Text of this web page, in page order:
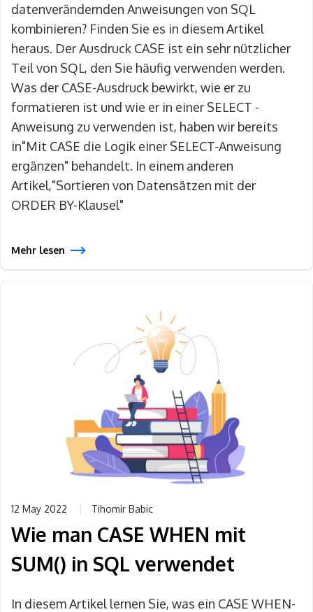
datenverändernden Anweisungen von SQL
kombinieren? Finden Sie es in diesem Artikel
heraus. Der Ausdruck CASE ist ein sehr nützlicher
Teil von SQL, den Sie häufig verwenden werden.
Was der CASE-Ausdruck bewirkt, wie er zu
formatieren ist und wie er in einer SELECT -
Anweisung zu verwenden ist, haben wir bereits
in"Mit CASE die Logik einer SELECT-Anweisung
ergänzen" behandelt. In einem anderen
Artikel,"Sortieren von Datensätzen mit der
ORDER BY-Klausel"
Mehr lesen
12 May 2022 Tihomir Babic
Wie man CASE WHEN mit
SUM() in SQL verwendet
In diesem Artikel lernen Sie, was ein CASE WHEN-